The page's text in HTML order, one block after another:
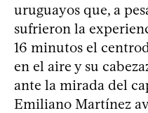
uruguayos que, a
sufrieron la
16 minutos el
en el aire y su
ante la mirada del
Emiliano Martínez